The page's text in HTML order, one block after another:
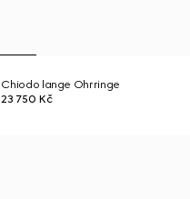
Chiodo lange Ohrringe
23 750 Kč